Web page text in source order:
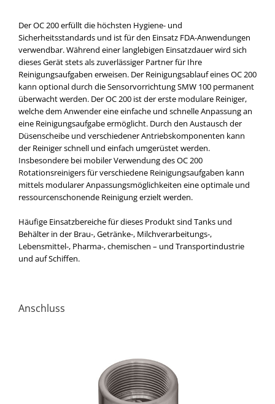
Der OC 200 erfüllt die höchsten Hygiene- und
Sicherheitsstandards und ist für den Einsatz FDA-Anwendungen
verwendbar. Während einer langlebigen Einsatzdauer wird sich
dieses Gerät stets als zuverlässiger Partner für Ihre
Reinigungsaufgaben erweisen. Der Reinigungsablauf eines OC 200
kann optional durch die Sensorvorrichtung SMW 100 permanent
überwacht werden. Der OC 200 ist der erste modulare Reiniger,
welche dem Anwender eine einfache und schnelle Anpassung an
eine Reinigungsaufgabe ermöglicht. Durch den Austausch der
Düsenscheibe und verschiedener Antriebskomponenten kann
der Reiniger schnell und einfach umgerüstet werden.
Insbesondere bei mobiler Verwendung des OC 200
Rotationsreinigers für verschiedene Reinigungsaufgaben kann
mittels modularer Anpassungsmöglichkeiten eine optimale und
ressourcenschonende Reinigung erzielt werden.
Häufige Einsatzbereiche für dieses Produkt sind Tanks und
Behälter in der Brau-, Getränke-, Milchverarbeitungs-,
Lebensmittel-, Pharma-, chemischen – und Transportindustrie
und auf Schiffen.
Anschluss